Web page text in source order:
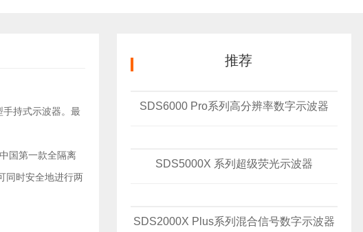
持式示波器。最
国第一款全隔离
同时安全地进行两
推荐
SDS6000 Pro系列高分辨率数字示波器
SDS5000X 系列超级荧光示波器
SDS2000X Plus系列混合信号数字示波器